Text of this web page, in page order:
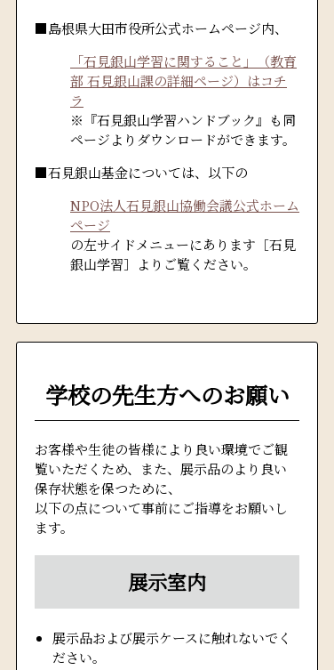
■島根県大田市役所公式ホームページ内、
「石見銀山学習に関すること」（教育
部 石見銀山課の詳細ページ）はコチ
ラ
※『石見銀山学習ハンドブック』も同
ページよりダウンロードができます。
■石見銀山基金については、以下の
NPO法人石見銀山協働会議公式ホーム
ページ
の左サイドメニューにあります［石見
銀山学習］よりご覧ください。
学校の先生方へのお願い
お客様や生徒の皆様により良い環境でご観
覧いただくため、また、展示品のより良い
保存状態を保つために、
以下の点について事前にご指導をお願いし
ます。
展示室内
展示品および展示ケースに触れないでく
ださい。